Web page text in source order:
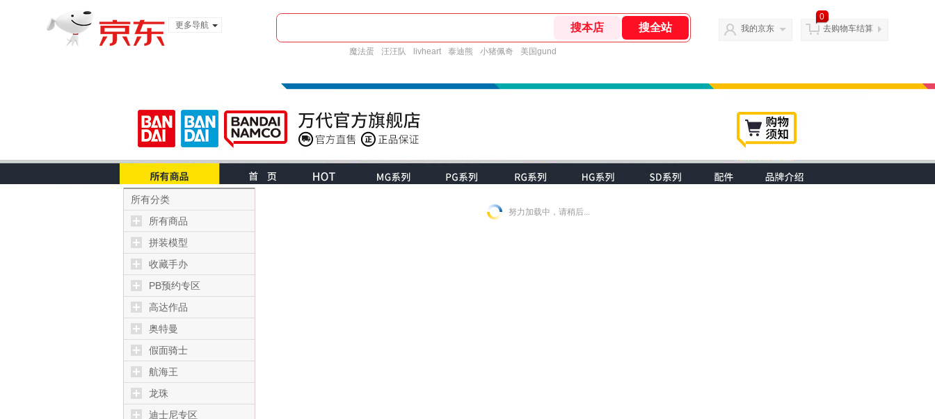
更多导航
魔法蛋 汪汪队 livheart 泰迪熊 小猪佩奇 美国gund
我的京东
0
去购物车结算
所有分类
所有商品
拼装模型
收藏手办
PB预约专区
高达作品
奥特曼
假面骑士
航海王
龙珠
迪士尼专区
努力加载中，请稍后...